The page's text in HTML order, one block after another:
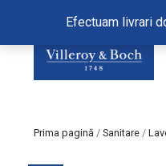
Efectuam livrari
Prima pagină/ Sanitare/